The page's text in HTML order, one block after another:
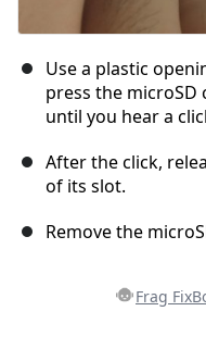
Use a plastic
press the
until you hear a
After the click,
of its slot.
Remove the
Frag